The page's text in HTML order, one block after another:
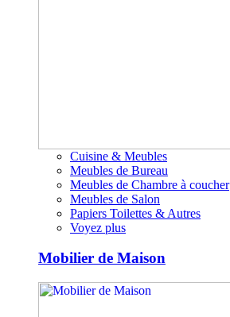
Cuisine & Meubles
Meubles de Bureau
Meubles de Chambre à coucher
Meubles de Salon
Papiers Toilettes & Autres
Voyez plus
Mobilier de Maison